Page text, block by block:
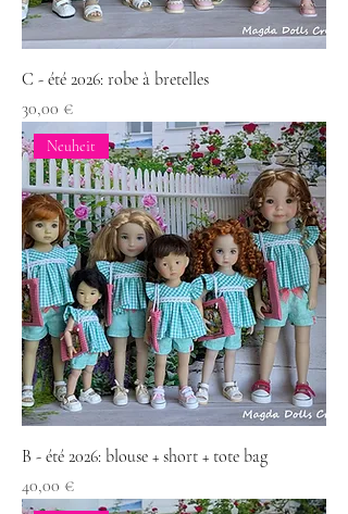
C - été 2026: robe à bretelles
Preis
30,00 €
Neuheit
B - été 2026: blouse + short + tote bag
Preis
40,00 €